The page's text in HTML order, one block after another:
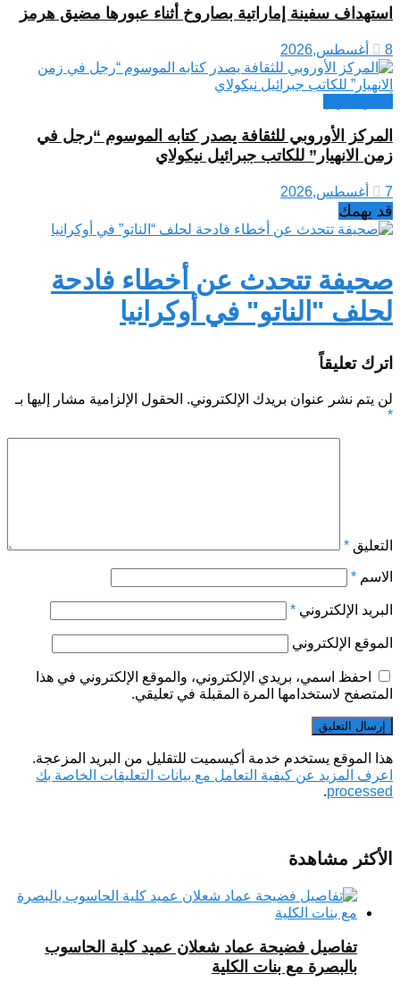
استهداف سفينة إماراتية بصاروخ أثناء عبورها مضيق هرمز
8 أغسطس,2026
المركز الأوروبي للثقافة يصدر كتابه الموسوم “رجل في
زمن الانهيار” للكاتب جبرائيل نيكولاي
7 أغسطس,2026
قد يهمك
صحيفة تتحدث عن أخطاء فادحة
لحلف "الناتو" في أوكرانيا
اترك تعليقاً
لن يتم نشر عنوان بريدك الإلكتروني. الحقول الإلزامية مشار إليها بـ
*
التعليق *
الاسم *
البريد الإلكتروني *
الموقع الإلكتروني
احفظ اسمي، بريدي الإلكتروني، والموقع الإلكتروني في هذا
المتصفح لاستخدامها المرة المقبلة في تعليقي.
هذا الموقع يستخدم خدمة أكيسميت للتقليل من البريد المزعجة.
اعرف المزيد عن كيفية التعامل مع بيانات التعليقات الخاصة بك
processed
.
الأكثر مشاهدة
تفاصيل فضيحة عماد شعلان عميد كلية الحاسوب
بالبصرة مع بنات الكلية